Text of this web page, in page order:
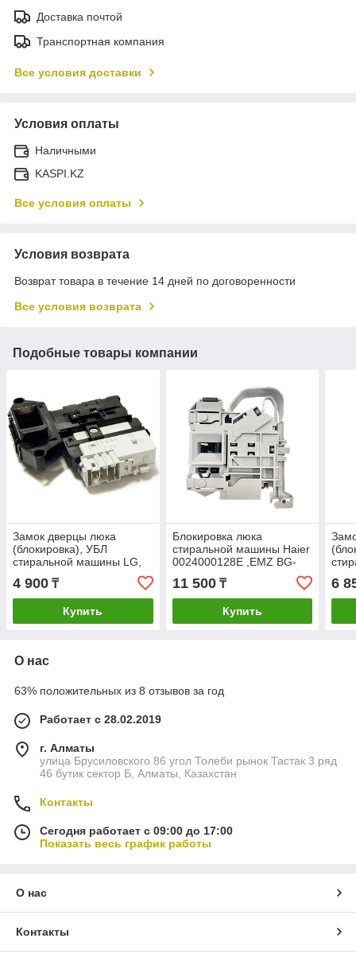
Доставка почтой
Транспортная компания
Все условия доставки
Условия оплаты
Наличными
KASPI.KZ
Все условия оплаты
Условия возврата
Возврат товара в течение 14 дней по договоренности
Все условия возврата
Подобные товары компании
Замок дверцы люка
(блокировка), УБЛ
стиральной машины LG,
EBF49827803,
6601ER1004D
4 900 ₸
Купить
Блокировка люка
стиральной машины Haier
0024000128E ,EMZ BG-
11 500₸
Купить
6
О нас
63% положительных из 8 отзывов за год
Работает с 28.02.2019
г. Алматы
улица Брусиловского 86 угол Толеби рынок Тастак 3 ряд
46 бутик сектор Б, Алматы, Казахстан
Контакты
Сегодня работает с 09:00 до 17:00
Показать весь график работы
О нас
Контакты